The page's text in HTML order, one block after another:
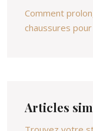
Comment
chaussures
Articles